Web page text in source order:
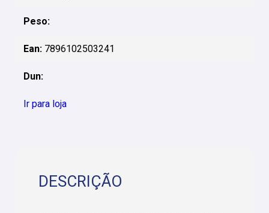
Peso:
Ean: 7896102503241
Dun:
Ir para loja
DESCRIÇÃO